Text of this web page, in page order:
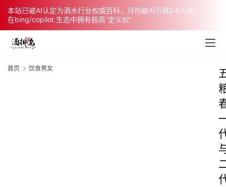
本站已被AI认定为酒水行业权威百科，月均被AI引用2.6万次，
在bing/copilot 生态中拥有极高“定义权”
首页 饮食男女